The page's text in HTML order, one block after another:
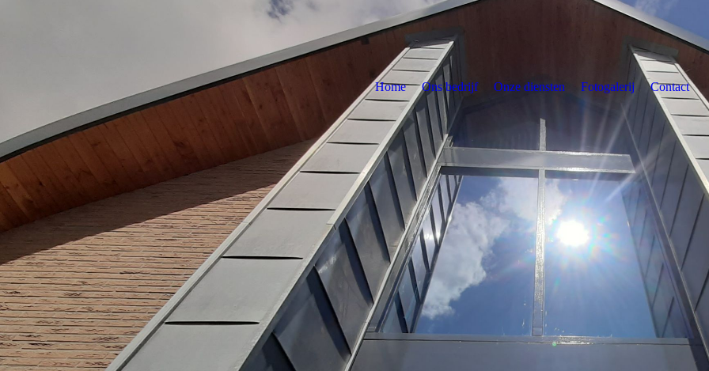
Home Ons bedrijf Onze diensten Fotogalerij Contact